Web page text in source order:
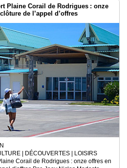
Plaine Corail de Rodrigues : onze
de l’appel d’offres
| DÉCOUVERTES | LOISIRS
Corail de Rodrigues : onze offres en